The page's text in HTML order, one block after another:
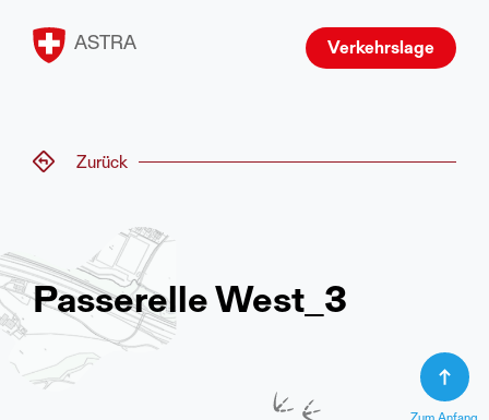
ASTRA Verkehrslage
Zurück
Passerelle West_3